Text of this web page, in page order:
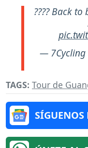
???? Back
— 7Cycling
TAGS: Tour de
SÍGUENOS